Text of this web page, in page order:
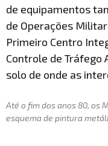
de equipamentos
de Operações
Primeiro Centro
Controle de Tráfego
solo de onde as
Até o fim dos anos 80, os
esquema de pintura